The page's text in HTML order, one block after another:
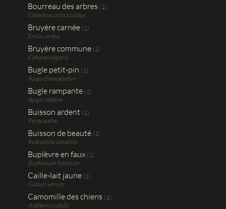
Bourreau des arbres (1)
Celastrus orbiciculatus
Bruyère carnée (1)
Erica carnea
Bruyère commune (1)
Calluna vulgaris
Bugle petit-pin (1)
Ajuga chamaepitys
Bugle rampante (1)
Ajuga reptens
Buisson ardent (1)
Pyracantha
Buisson de beauté (1)
Kolkwitzia amabilis
Buplèvre en faux (1)
Bupleurum falcatum
Caille-lait jaune (1)
Galium verum
Camomille des chiens (1)
Anthemis cotula